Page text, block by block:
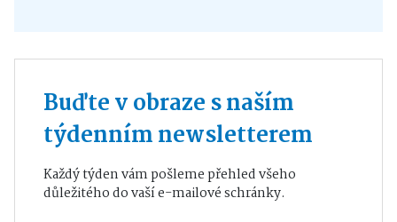
Buďte v obraze s naším
týdenním newsletterem
Každý týden vám pošleme přehled všeho
důležitého do vaší e-mailové schránky.